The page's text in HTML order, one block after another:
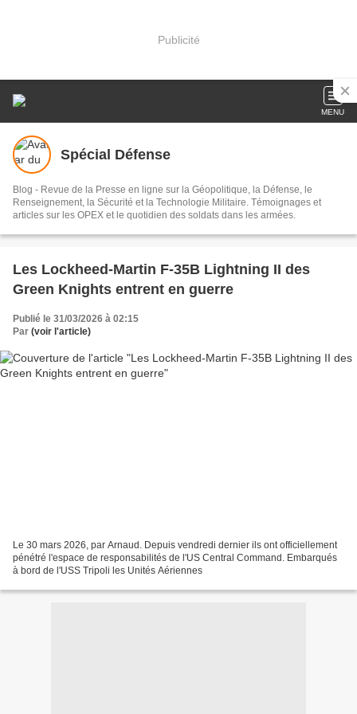
Publicité
MENU
Spécial Défense
Blog - Revue de la Presse en ligne sur la Géopolitique, la Défense, le
Renseignement, la Sécurité et la Technologie Militaire. Témoignages et
articles sur les OPEX et le quotidien des soldats dans les armées.
Les Lockheed-Martin F-35B Lightning II des
Green Knights entrent en guerre
Publié le 31/03/2026 à 02:15
Par (voir l'article)
Le 30 mars 2026, par Arnaud. Depuis vendredi dernier ils ont officiellement
pénétré l'espace de responsabilités de l'US Central Command. Embarqués
à bord de l'USS Tripoli les Unités Aériennes